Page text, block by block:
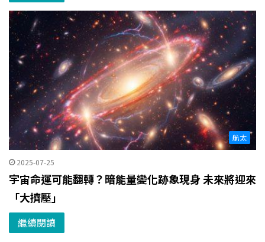
航太
2025-07-25
宇宙命運可能翻轉？暗能量變化跡象現身 未來將迎來
「大擠壓」
繼續閱讀